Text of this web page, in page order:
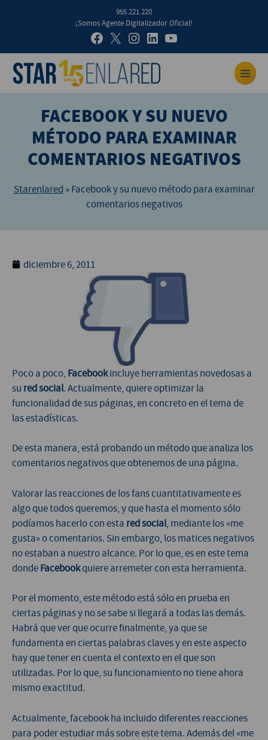
955 221 220
¡Somos Agente Digitalizador Oficial!
FACEBOOK Y SU NUEVO
MÉTODO PARA EXAMINAR
COMENTARIOS NEGATIVOS
Starenlared »Facebook y su nuevo método para examinar
comentarios negativos
diciembre 6, 2011
Poco a poco,Facebookincluye herramientas novedosas a
su red social. Actualmente, quiere optimizar la
funcionalidad de sus páginas, en concreto en el tema de
las estadísticas.
De esta manera, está probando un método que analiza los
comentarios negativos que obtenemos de una página.
Valorar las reacciones de los fans cuantitativamente es
algo que todos queremos, y que hasta el momento sólo
podíamos hacerlo con esta red social, mediante los «me
gusta» o comentarios. Sin embargo, los matices negativos
no estaban a nuestro alcance. Por lo que, es en este tema
dondeFacebookquiere arremeter con esta herramienta.
Por el momento, este método está sólo en prueba en
ciertas páginas y no se sabe si llegará a todas las demás.
Habrá que ver que ocurre finalmente, ya que se
fundamenta en ciertas palabras claves y en este aspecto
hay que tener en cuenta el contexto en el que son
utilizadas. Por lo que, su funcionamiento no tiene ahora
mismo exactitud.
Actualmente, facebook ha incluido diferentes reacciones
para poder estudiar más sobre este tema. Además del «me